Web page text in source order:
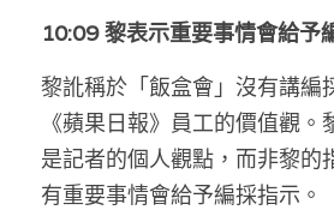
10:09 黎表示重要事情會給予
黎訛稱於「飯盒會」沒有講編
《蘋果日報》員工的價值觀。
是記者的個人觀點，而非黎的
有重要事情會給予編採指示。